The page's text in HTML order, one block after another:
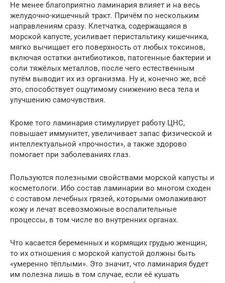
Не менее благоприятно ламинария влияет и на весь
желудочно-кишечный тракт. Причём по нескольким
направлениям сразу. Клетчатка, содержащаяся в
морской капусте, усиливает перистальтику кишечника,
мягко вычищает его поверхность от любых токсинов,
включая остатки антибиотиков, патогенные бактерии и
соли тяжёлых металлов, после чего естественным
путём выводит их из организма. Ну и, конечно же, всё
это, способствует ощутимому снижению веса тела и
улучшению самочувствия.
Кроме того ламинария стимулирует работу ЦНС,
повышает иммунитет, увеличивает запас физической и
интеллектуальной «прочности», а также здорово
помогает при заболеваниях глаз.
Пользуются полезными свойствами морской капусты и
косметологи. Ибо состав ламинарии во многом сходен
с составом лечебных грязей, которыми омолаживают
кожу и лечат всевозможные воспалительные
процессы, в том числе во внутренних органах.
Что касается беременных и кормящих грудью женщин,
то их отношения с морской капустой должны быть
«умеренно тёплыми». Это значит, что ламинария будет
им полезна лишь в том случае, если её кушать